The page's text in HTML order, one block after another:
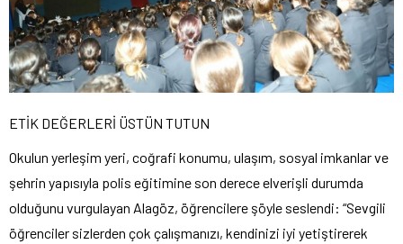
ETİK DEĞERLERİ ÜSTÜN TUTUN
Okulun yerleşim yeri, coğrafi konumu, ulaşım, sosyal imkanlar ve
şehrin yapısıyla polis eğitimine son derece elverişli durumda
olduğunu vurgulayan Alagöz, öğrencilere şöyle seslendi: “Sevgili
öğrenciler sizlerden çok çalışmanızı, kendinizi iyi yetiştirerek